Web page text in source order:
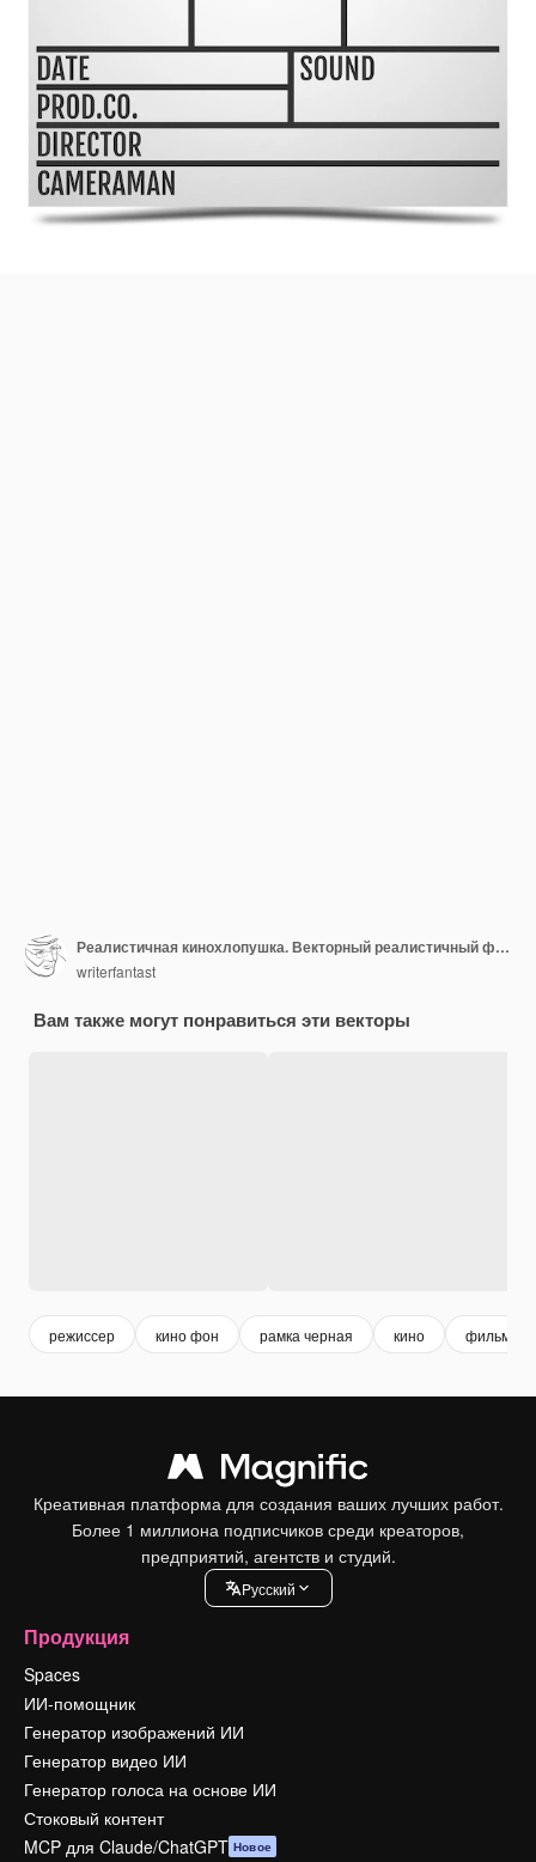
Реалистичная кинохлопушка. Векторный реалистичный фарс с хлопушкой.
writerfantast
Вам также могут понравиться эти векторы
режиссер кино фон рамка черная кино фильм
Креативная платформа для создания ваших лучших работ.
Более 1 миллиона подписчиков среди креаторов,
предприятий, агентств и студий.
Pусский
Продукция
Spaces
ИИ-помощник
Генератор изображений ИИ
Генератор видео ИИ
Генератор голоса на основе ИИ
Стоковый контент
MCP для Claude/ChatGPT Новое